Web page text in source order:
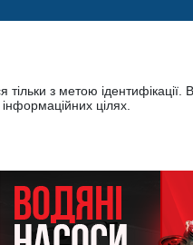
з метою ідентифікації.
цілях.